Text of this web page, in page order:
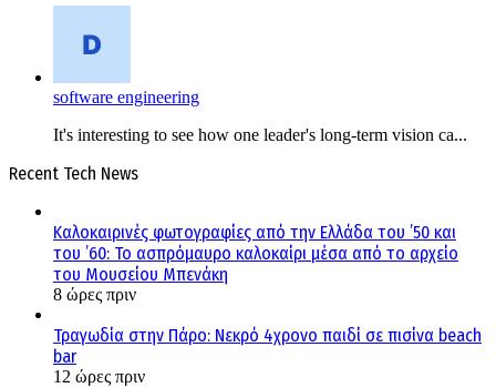
software engineering
It's interesting to see how one leader's long-term vision ca...
Recent Tech News
Καλοκαιρινές φωτογραφίες από την Ελλάδα του ’50 και
του ’60: Το ασπρόμαυρο καλοκαίρι μέσα από το αρχείο
του Μουσείου Μπενάκη
8 ώρες πριν
Τραγωδία στην Πάρο: Νεκρό 4χρονο παιδί σε πισίνα beach
bar
12 ώρες πριν